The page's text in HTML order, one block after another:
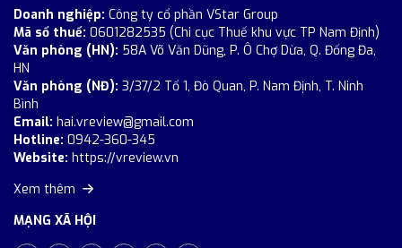
Doanh nghiệp: Công ty cổ phần VStar Group
Mã số thuế: 0601282535 (Chi cục Thuế khu vực TP Nam Định)
Văn phòng (HN): 58A Võ Văn Dũng, P. Ô Chợ Dừa, Q. Đống Đa,
HN
Văn phòng (NĐ): 3/37/2 Tổ 1, Đò Quan, P. Nam Định, T. Ninh
Bình
Email: hai.vreview@gmail.com
Hotline: 0942-360-345
Website: https://vreview.vn
Xem thêm
MẠNG XÃ HỘI